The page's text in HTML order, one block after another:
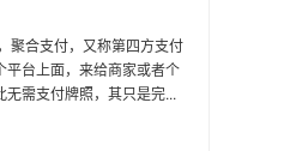
聚合支付，又称第四方支付
平台上面，来给商家或者个
需支付牌照，其只是完...